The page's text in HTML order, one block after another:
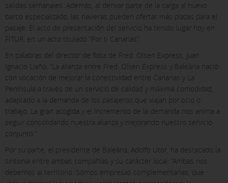
salidas semanales. Además, al derivar parte de la carga al nuevo
barco especializado, las navieras pueden ofertar más plazas para el
pasaje. El acto de presentación del servicio ha tenido lugar hoy en
FITUR, en un acto titulado “Por ti Canarias”.
En palabras del director de flota de Fred. Olsen Express, Juan
Ignacio Liaño, “La alianza entre Fred. Olsen Express y Baleària nació
con vocación de mejorar la conectividad entre Canarias y La
Península a través de un servicio de calidad y máxima comodidad,
adaptado a la demanda de los pasajeros que viajan por ocio o
trabajo. La gran acogida y el incremento de la demanda nos anima a
seguir consolidando nuestra alianza y mejorando nuestro servicio
conjunto.”
Por su parte, el presidente de Baleària, Adolfo Utor, ha destacado la
sintonía entre ambas compañías y su carácter local: “Ambas nos
debemos al territorio. Somos empresas complementarias, que